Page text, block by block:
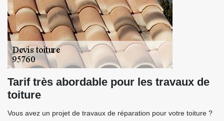
Tarif très abordable pour les travaux de
toiture
Vous avez un projet de travaux de réparation pour votre toiture ?